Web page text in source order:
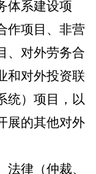
体系建设项
作项目、非营
、对外劳务合
和对外投资联
统）项目，以
展的其他对外
律（仲裁、